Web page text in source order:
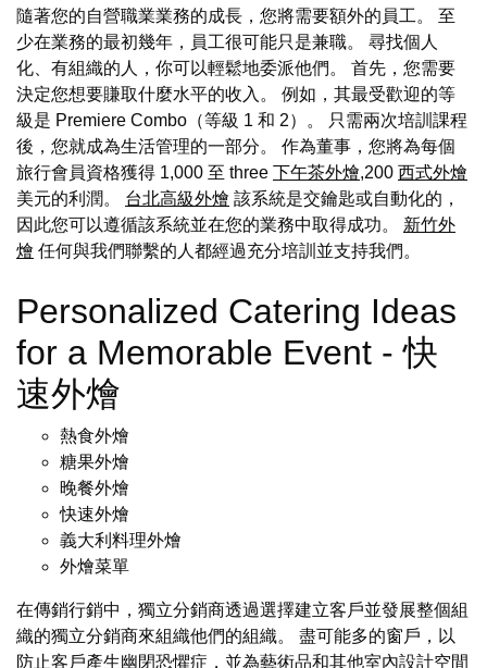
隨著您的自營職業業務的成長，您將需要額外的員工。 至
少在業務的最初幾年，員工很可能只是兼職。 尋找個人
化、有組織的人，你可以輕鬆地委派他們。 首先，您需要
決定您想要賺取什麼水平的收入。 例如，其最受歡迎的等
級是 Premiere Combo（等級 1 和 2）。 只需兩次培訓課程
後，您就成為生活管理的一部分。 作為董事，您將為每個
旅行會員資格獲得 1,000 至 three 下午茶外燴,200 西式外燴
美元的利潤。 台北高級外燴 該系統是交鑰匙或自動化的，
因此您可以遵循該系統並在您的業務中取得成功。 新竹外
燴 任何與我們聯繫的人都經過充分培訓並支持我們。
Personalized Catering Ideas
for a Memorable Event - 快
速外燴
熱食外燴
糖果外燴
晚餐外燴
快速外燴
義大利料理外燴
外燴菜單
在傳銷行銷中，獨立分銷商透過選擇建立客戶並發展整個組
織的獨立分銷商來組織他們的組織。 盡可能多的窗戶，以
防止客戶產生幽閉恐懼症，並為藝術品和其他室內設計空間